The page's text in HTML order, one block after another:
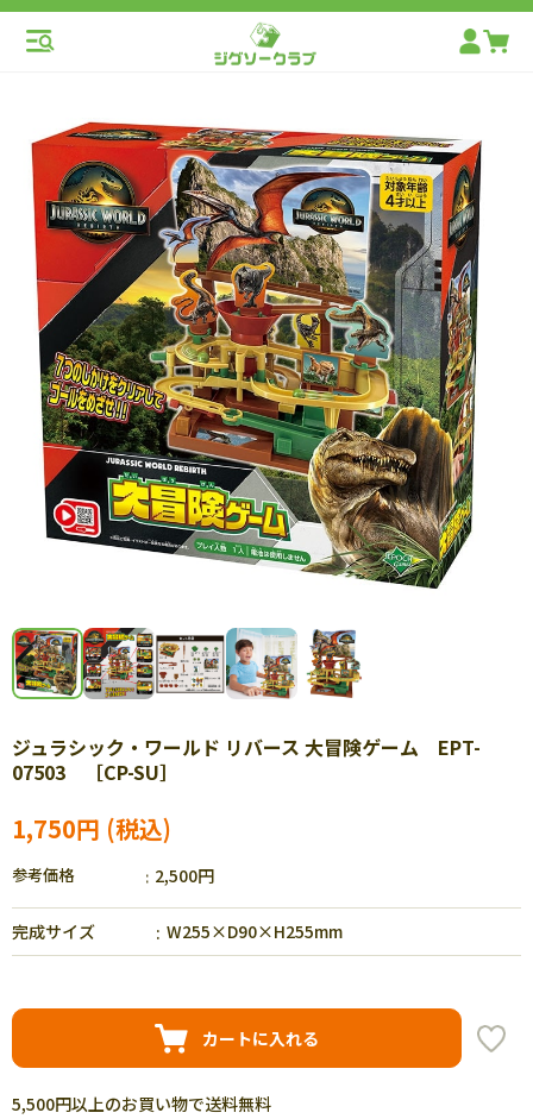
ジュラシック・ワールド リバース 大冒険ゲーム EPT-
07503 ［CP-SU］
1,750円
参考価格 2,500円
完成サイズ W255×D90×H255mm
カートに入れる
5,500円以上のお買い物で送料無料